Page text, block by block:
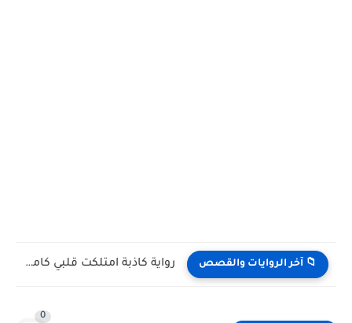
📁 آخر الروايات والقصص رواية كاذبة امتلكت قلبي كامله وحصريه بقلم رولا هاني
0